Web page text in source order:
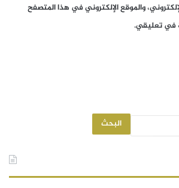
والموقع الإلكتروني في هذا المتصفح
في تعليقي.
البحث